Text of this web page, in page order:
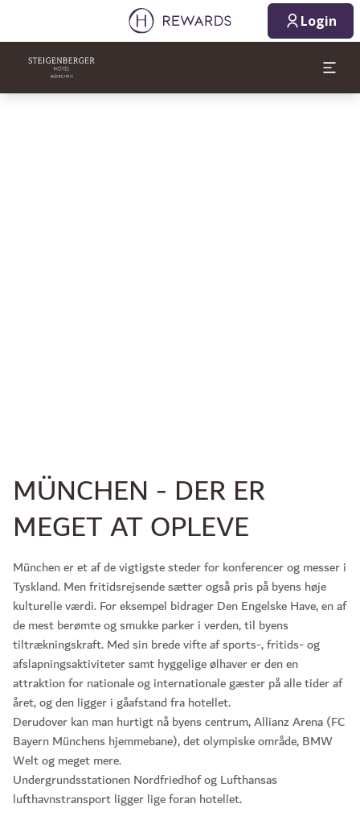
Login
MÜNCHEN - DER ER
MEGET AT OPLEVE
München er et af de vigtigste steder for konferencer og messer i
Tyskland. Men fritidsrejsende sætter også pris på byens høje
kulturelle værdi. For eksempel bidrager Den Engelske Have, en af
de mest berømte og smukke parker i verden, til byens
tiltrækningskraft. Med sin brede vifte af sports-, fritids- og
afslapningsaktiviteter samt hyggelige ølhaver er den en
attraktion for nationale og internationale gæster på alle tider af
året, og den ligger i gåafstand fra hotellet.
Derudover kan man hurtigt nå byens centrum, Allianz Arena (FC
Bayern Münchens hjemmebane), det olympiske område, BMW
Welt og meget mere.
Undergrundsstationen Nordfriedhof og Lufthansas
lufthavnstransport ligger lige foran hotellet.